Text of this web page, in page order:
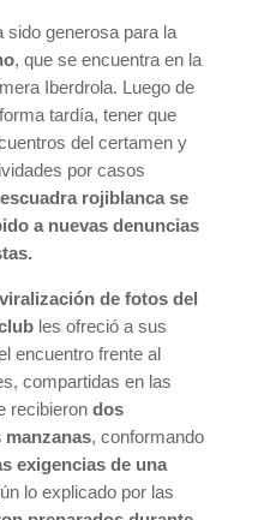
sido generosa para la
, que se encuentra en la
Iberdrola. Luego de
tardía, tener que
del certamen y
por casos
rojiblanca se
a nuevas denuncias
de fotos del
les ofreció a sus
encuentro frente al
compartidas en las
recibieron dos
, conformando
exigencias de una
lo explicado por las